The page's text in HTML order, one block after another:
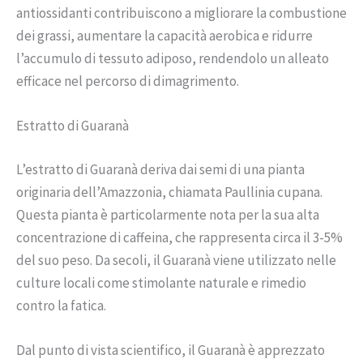
antiossidanti contribuiscono a migliorare la combustione
dei grassi, aumentare la capacità aerobica e ridurre
l’accumulo di tessuto adiposo, rendendolo un alleato
efficace nel percorso di dimagrimento.
Estratto di Guaranà
L’estratto di Guaranà deriva dai semi di una pianta
originaria dell’Amazzonia, chiamata Paullinia cupana.
Questa pianta è particolarmente nota per la sua alta
concentrazione di caffeina, che rappresenta circa il 3-5%
del suo peso. Da secoli, il Guaranà viene utilizzato nelle
culture locali come stimolante naturale e rimedio
contro la fatica.
Dal punto di vista scientifico, il Guaranà è apprezzato